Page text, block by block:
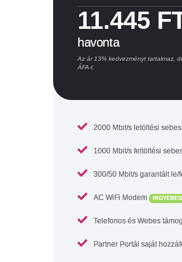
11.445
havonta
Az ár 13% kedvezményt tartalmaz,
ÁFA-t.
2000 Mbit/s letöltési
1000 Mbit/s feltöltési
300/50 Mbit/s garantált le/
AC WiFi Modem INGYENES
Telefonos és Webes
Partner Portál saját